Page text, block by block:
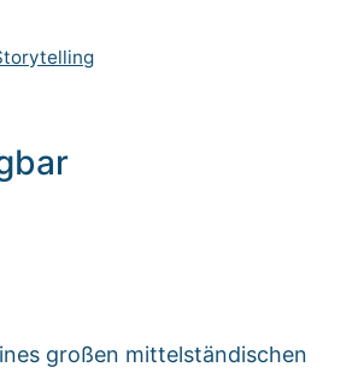
großen mittelständischen